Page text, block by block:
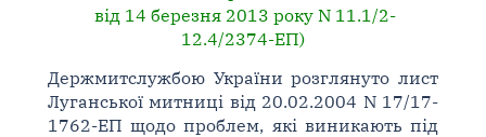
від 14 березня 2013 року N 11.1/2-
12.4/2374-ЕП)
Держмитслужбою України розглянуто лист
Луганської митниці від 20.02.2004 N 17/17-
1762-ЕП щодо проблем, які виникають під